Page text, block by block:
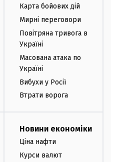
Карта бойових дій
Мирні переговори
Повітряна тривога в
Україні
Масована атака по
Україні
Вибухи у Росії
Втрати ворога
Новини економіки
Ціна нафти
Курси валют